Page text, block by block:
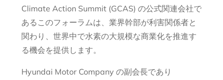
Climate Action Summit (GCAS) の公式関連会社で
あるこのフォーラムは、業界幹部が利害関係者と
関わり、世界中で水素の大規模な商業化を推進す
る機会を提供します。
Hyundai Motor Company の副会長であり